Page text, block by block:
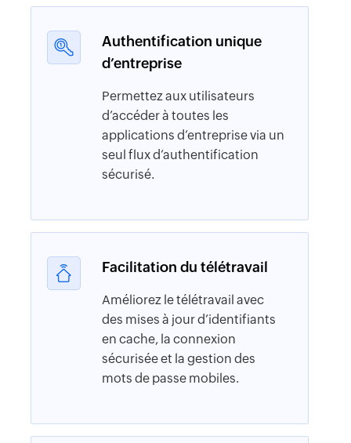
Authentification unique
d’entreprise
Permettez aux utilisateurs
d’accéder à toutes les
applications d’entreprise via un
seul flux d’authentification
sécurisé.
Facilitation du télétravail
Améliorez le télétravail avec
des mises à jour d’identifiants
en cache, la connexion
sécurisée et la gestion des
mots de passe mobiles.